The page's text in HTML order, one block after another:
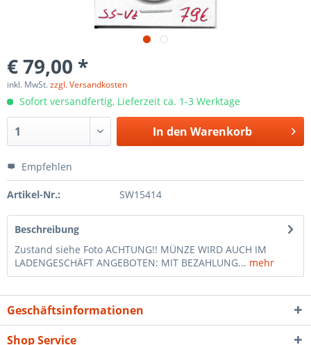
€ 79,00 *
inkl. MwSt.zzgl. Versandkosten
Sofort versandfertig, Lieferzeit ca. 1-3 Werktage
In den Warenkorb
Empfehlen
Artikel-Nr.: SW15414
Beschreibung
Zustand siehe Foto ACHTUNG!! MÜNZE WIRD AUCH IM
LADENGESCHÄFT ANGEBOTEN: MIT BEZAHLUNG... mehr
Geschäftsinformationen
Shop Service